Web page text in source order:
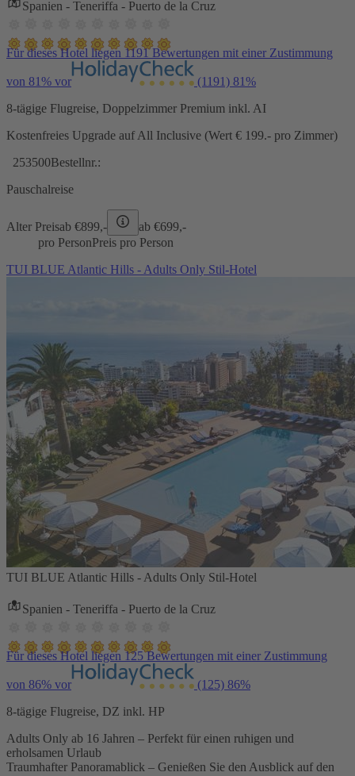
Spanien - Teneriffa - Puerto de la Cruz
Für dieses Hotel liegen 1191 Bewertungen mit einer Zustimmung
von 81% vor (1191) 81%
8-tägige Flugreise, Doppelzimmer Premium inkl. AI
Kostenfreies Upgrade auf All Inclusive (Wert € 199.- pro Zimmer)
253500Bestellnr.:
Pauschalreise
Alter Preisab €899,- ab €699,-
pro PersonPreis pro Person
TUI BLUE Atlantic Hills - Adults Only Stil-Hotel
TUI BLUE Atlantic Hills - Adults Only Stil-Hotel
Spanien - Teneriffa - Puerto de la Cruz
Für dieses Hotel liegen 125 Bewertungen mit einer Zustimmung
von 86% vor (125) 86%
8-tägige Flugreise, DZ inkl. HP
Adults Only ab 16 Jahren – Perfekt für einen ruhigen und
erholsamen Urlaub
Traumhafter Panoramablick – Genießen Sie den Ausblick auf den